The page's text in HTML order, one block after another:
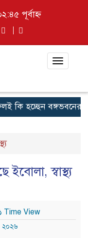
পূর্বাহ্ন
Toggle
কি হচ্ছেন বঙ্গভবনের
ইবোলা, স্বাস্থ্য
Time View
২০২৬